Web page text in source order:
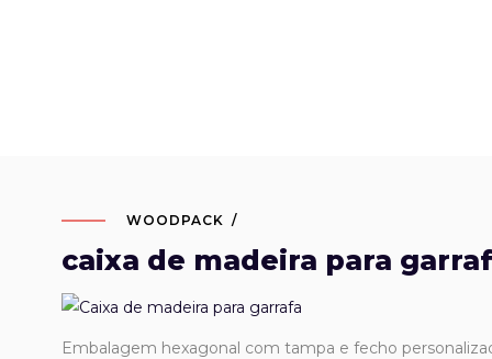
WOODPACK
caixa de madeira para
Embalagem hexagonal com tampa e fecho